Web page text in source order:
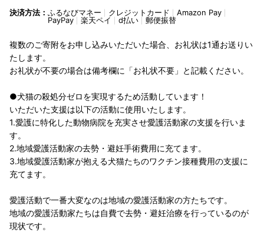
決済方法： ふるなびマネー クレジットカード
Amazon Pay
PayPay
楽天ペイ d払い 郵便振替
複数のご寄附をお申し込みいただいた場合、お礼状は1通お送りい
たします。
お礼状が不要の場合は備考欄に「お礼状不要」と記載ください。
●犬猫の殺処分ゼロを実現するため活動しています！
いただいた支援は以下の活動に使用いたします。
1.愛護に特化した動物病院を充実させ愛護活動家の支援を行いま
す。
2.地域愛護活動家の去勢・避妊手術費用に充てます。
3.地域愛護活動家が抱える犬猫たちのワクチン接種費用の支援に
充てます。
愛護活動で一番大変なのは地域の愛護活動家の方たちです。
地域の愛護活動家たちは自費で去勢・避妊治療を行っているのが
現状です。